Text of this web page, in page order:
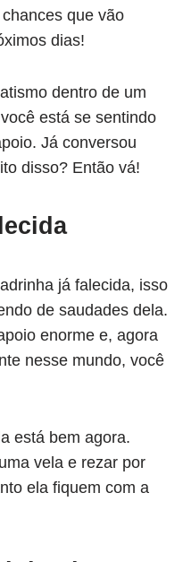
que vão
dias!
dentro de um
está se sentindo
Já conversou
disso? Então vá!
já falecida, isso
de saudades dela.
enorme e, agora
nesse mundo, você
está bem agora.
vela e rezar por
ela fiquem com a